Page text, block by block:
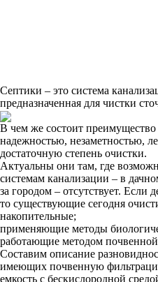
Септики – это система
предназначенная для чистки
В чем же состоит
надежностью, незаметностью,
достаточную степень очистки.
Актуальны они там, где
системам канализации – в
за городом – отсутствует. Если
то существующие сегодня
накопительные;
применяющие методы
работающие методом
Составим описание
имеющих почвенную
емкость с бескислородной